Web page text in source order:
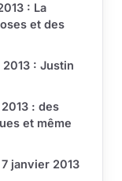
: La
et des
: Justin
: des
et même
janvier 2013